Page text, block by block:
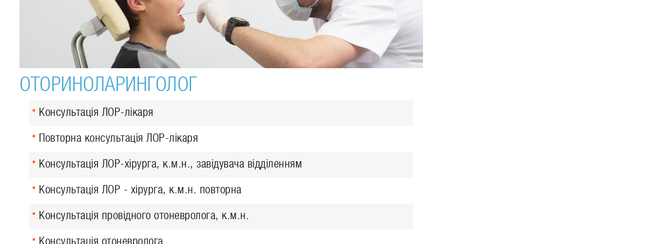
ОТОРИНОЛАРИНГОЛОГ
Консультація ЛОР-лікаря
Повторна консультація ЛОР-лікаря
Консультація ЛОР-хірурга, к.м.н., завідувача відділенням
Консультація ЛОР - хірурга, к.м.н. повторна
Консультація провідного отоневролога, к.м.н.
Консультація отоневролога